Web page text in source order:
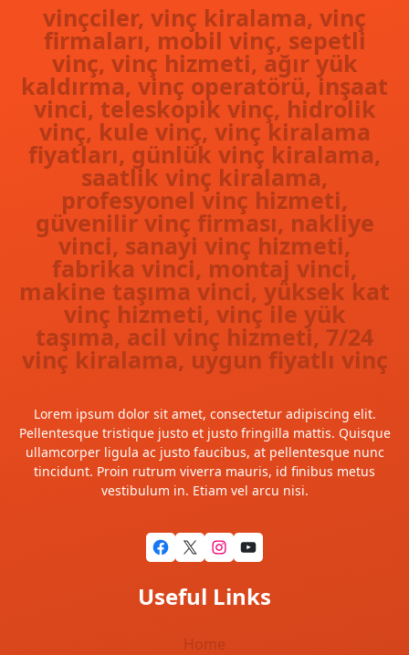
vinçciler, vinç kiralama, vinç
firmaları, mobil vinç, sepetli
vinç, vinç hizmeti, ağır yük
kaldırma, vinç operatörü, inşaat
vinci, teleskopik vinç, hidrolik
vinç, kule vinç, vinç kiralama
fiyatları, günlük vinç kiralama,
saatlik vinç kiralama,
profesyonel vinç hizmeti,
güvenilir vinç firması, nakliye
vinci, sanayi vinç hizmeti,
fabrika vinci, montaj vinci,
makine taşıma vinci, yüksek kat
vinç hizmeti, vinç ile yük
taşıma, acil vinç hizmeti, 7/24
vinç kiralama, uygun fiyatlı vinç
Lorem ipsum dolor sit amet, consectetur adipiscing elit.
Pellentesque tristique justo et justo fringilla mattis. Quisque
ullamcorper ligula ac justo faucibus, at pellentesque nunc
tincidunt. Proin rutrum viverra mauris, id finibus metus
vestibulum in. Etiam vel arcu nisi.
Facebook X Instagram YouTube
Useful Links
Home